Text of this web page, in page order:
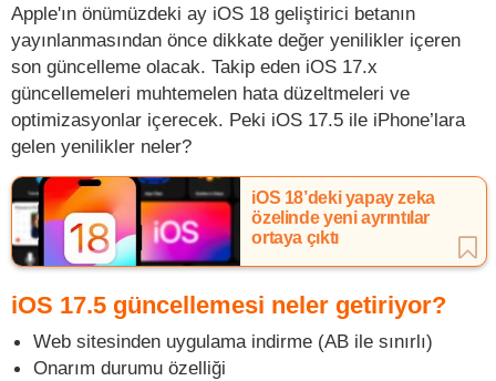
Apple'ın önümüzdeki ay iOS 18 geliştirici betanın
yayınlanmasından önce dikkate değer yenilikler içeren
son güncelleme olacak. Takip eden iOS 17.x
güncellemeleri muhtemelen hata düzeltmeleri ve
optimizasyonlar içerecek. Peki iOS 17.5 ile iPhone’lara
gelen yenilikler neler?
iOS 18’deki yapay zeka
özelinde yeni ayrıntılar
ortaya çıktı
iOS 17.5 güncellemesi neler getiriyor?
Web sitesinden uygulama indirme (AB ile sınırlı)
Onarım durumu özelliği